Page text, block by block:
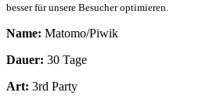
besser für unsere Besucher optimieren.
Name: Matomo/Piwik
Dauer: 30 Tage
Art: 3rd Party